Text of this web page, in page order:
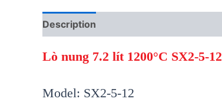
Description
Lò nung 7.2 lít 1200°C SX2-5-12
Model: SX2-5-12